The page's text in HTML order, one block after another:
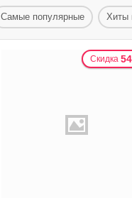
Самые популярные Хиты
Скидка